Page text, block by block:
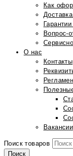
Как
Вопрос-
О нас
Контакты
Вакансии
Поиск товаров
Поиск